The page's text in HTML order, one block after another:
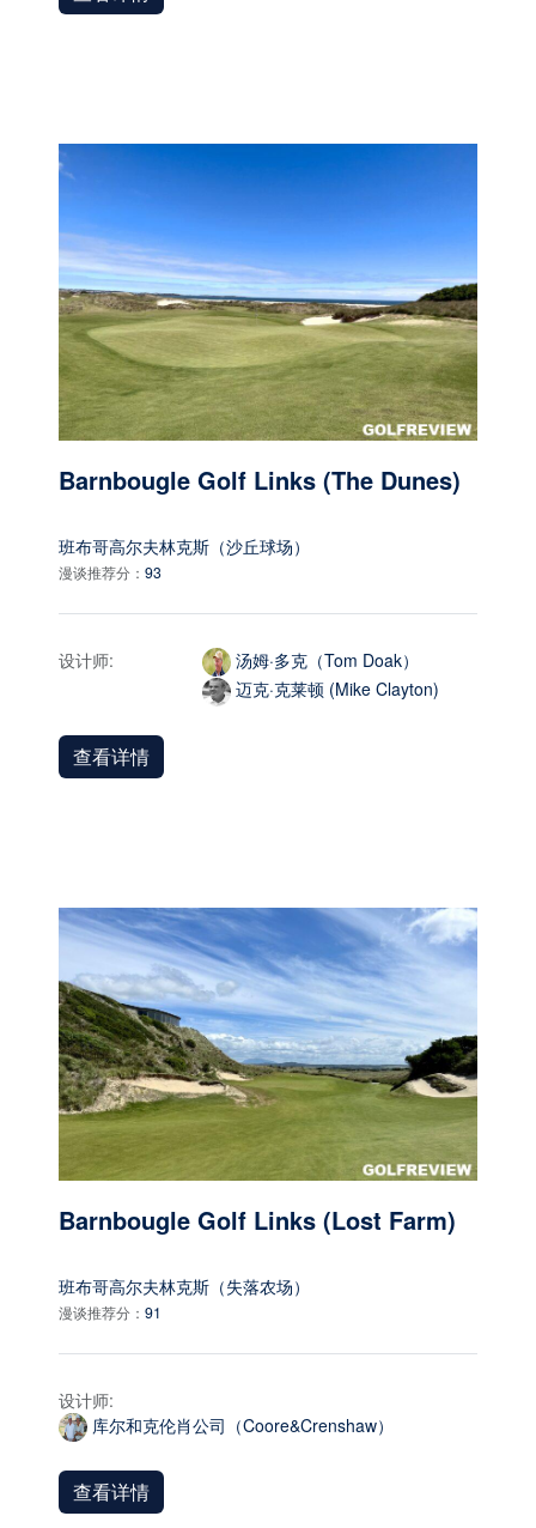
Barnbougle Golf Links (The Dunes)
班布哥高尔夫林克斯（沙丘球场）
漫谈推荐分： 93
设计师:
汤姆·多克（Tom Doak）
迈克·克莱顿 (Mike Clayton)
查看详情
Barnbougle Golf Links (Lost Farm)
班布哥高尔夫林克斯（失落农场）
漫谈推荐分： 91
设计师:
库尔和克伦肖公司（Coore&Crenshaw）
查看详情